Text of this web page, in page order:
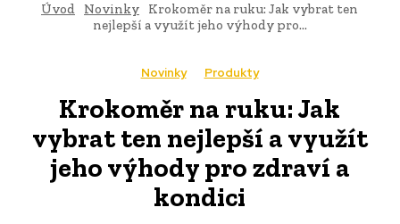
Úvod Novinky
Krokoměr na ruku: Jak vybrat ten
nejlepší a využít jeho výhody pro...
Novinky Produkty
Krokoměr na ruku: Jak
vybrat ten nejlepší a využít
jeho výhody pro zdraví a
kondici